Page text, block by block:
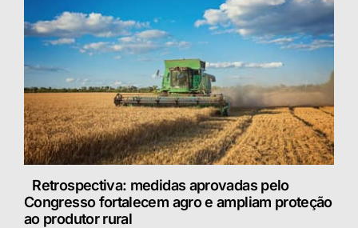
Retrospectiva: medidas aprovadas pelo
Congresso fortalecem agro e ampliam proteção
ao produtor rural